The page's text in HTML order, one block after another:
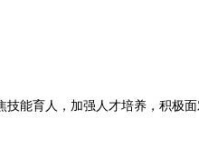
能育人，加强人才培养，积极